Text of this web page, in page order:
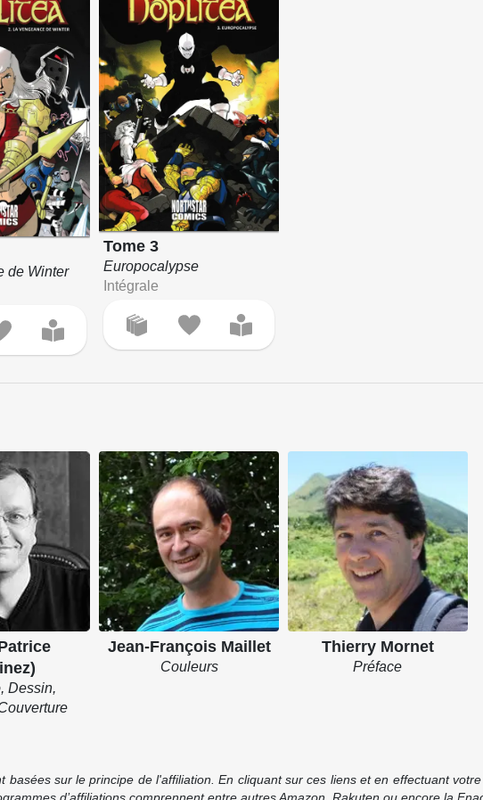
de Winter
Tome 3
Europocalypse
Intégrale
Dessin,
Jean-François Maillet
Couleurs
Thierry Mornet
Préface
sur le principe de l'affiliation. En cliquant sur ces liens et en effectuant